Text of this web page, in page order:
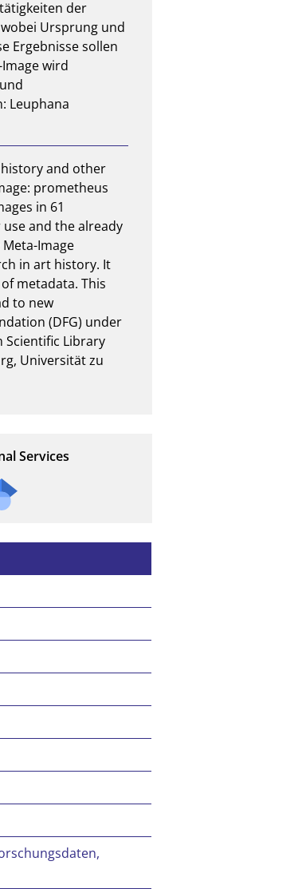
der
Ursprung und
Ergebnisse sollen
wird
Leuphana
and other
prometheus
in 61
and the already
Image
in art history. It
metadata. This
to new
(DFG) under
Library
Universität zu
Services